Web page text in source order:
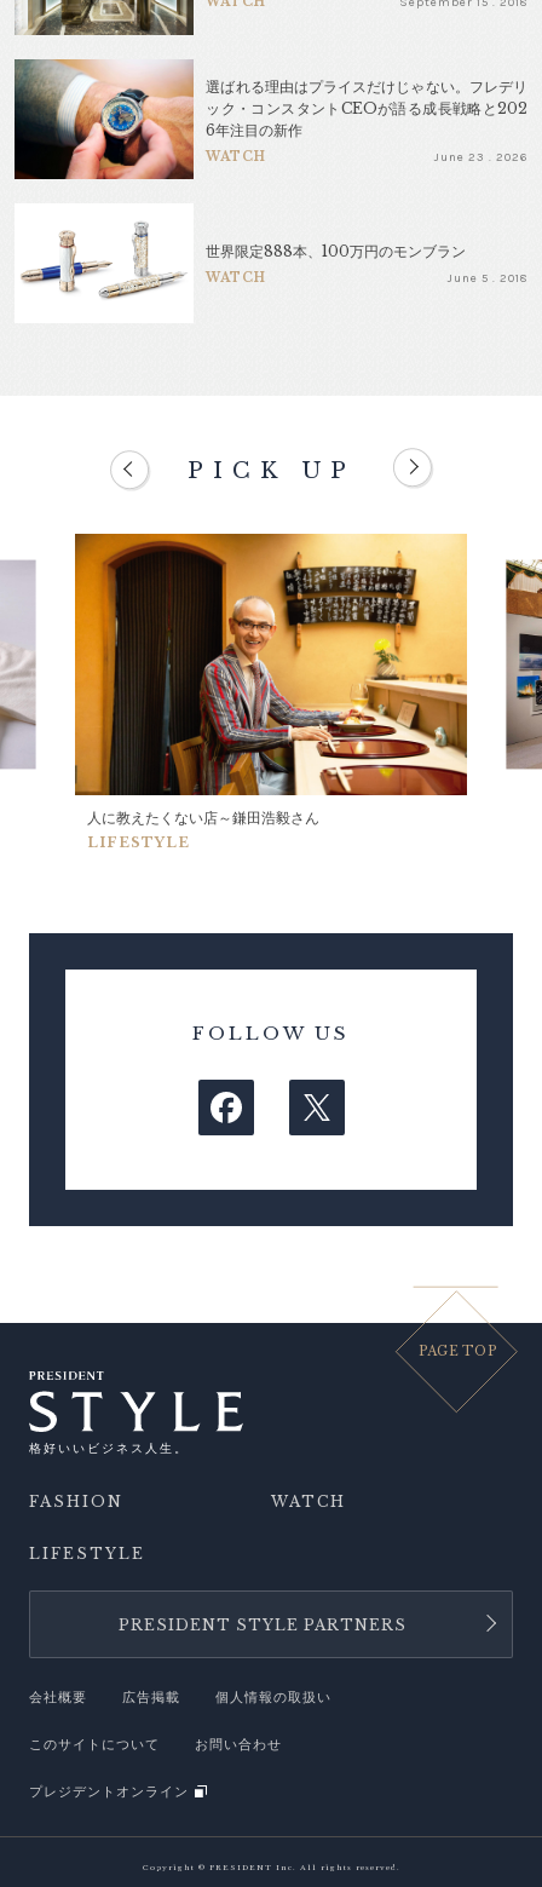
選ばれる理由はプライスだけじゃない。フレデリ
ック・コンスタントCEOが語る成長戦略と202
6年注目の新作
WATCH June 23 . 2026
世界限定888本、100万円のモンブラン
WATCH June 5 . 2018
PICK UP
人に教えたくない店～鎌田浩毅さん
LIFESTYLE
FOLLOW US
PAGE TOP
格好いいビジネス人生。
FASHION WATCH
LIFESTYLE
PRESIDENT STYLE PARTNERS
会社概要 広告掲載 個人情報の取扱い
このサイトについて お問い合わせ
プレジデントオンライン
Copyright © PRESIDENT Inc. All rights reserved.